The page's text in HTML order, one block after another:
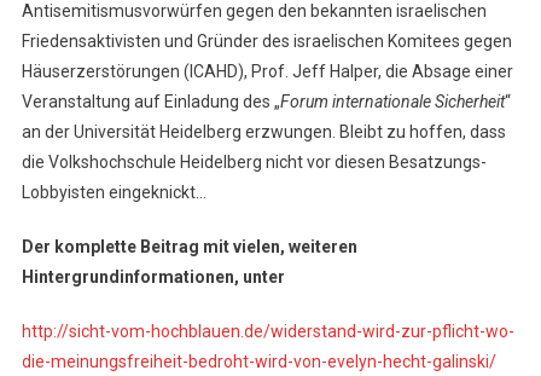
Antisemitismusvorwürfen gegen den bekannten israelischen
Friedensaktivisten und Gründer des israelischen Komitees gegen
Häuserzerstörungen (ICAHD), Prof. Jeff Halper, die Absage einer
Veranstaltung auf Einladung des „Forum internationale Sicherheit“
an der Universität Heidelberg erzwungen. Bleibt zu hoffen, dass
die Volkshochschule Heidelberg nicht vor diesen Besatzungs-
Lobbyisten eingeknickt…
Der komplette Beitrag mit vielen, weiteren
Hintergrundinformationen, unter
http://sicht-vom-hochblauen.de/widerstand-wird-zur-pflicht-wo-
die-meinungsfreiheit-bedroht-wird-von-evelyn-hecht-galinski/